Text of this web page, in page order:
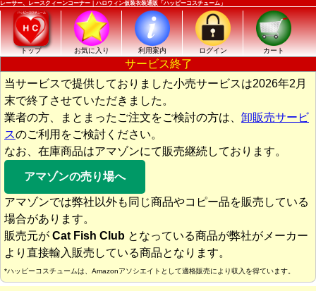
レーサー、レースクィーンコーナー｜ハロウィン仮装衣装通販「ハッピーコスチューム」
トップ お気に入り 利用案内 ログイン カート
サービス終了
当サービスで提供しておりました小売サービスは2026年2月
末で終了させていただきました。
業者の方、まとまったご注文をご検討の方は、 卸販売サービ
スのご利用をご検討ください。
なお、在庫商品はアマゾンにて販売継続しております。
アマゾンの売り場へ
アマゾンでは弊社以外も同じ商品やコピー品を販売している
場合があります。
販売元が Cat Fish Club となっている商品が弊社がメーカー
より直接輸入販売している商品となります。
*ハッピーコスチュームは、Amazonアソシエイトとして適格販売により収入を得ています。